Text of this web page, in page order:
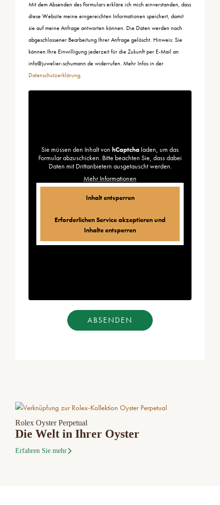
Mit dem Absenden des Formulars erkläre ich mich einverstanden, dass
diese Website meine eingereichten Informationen speichert, damit
sie auf meine Anfrage antworten können. Die Daten werden nach
abgeschlossener Bearbeitung Ihrer Anfrage gelöscht. Hinweis: Sie
können Ihre Einwilligung jederzeit für die Zukunft per E-Mail an
info@juwelier-schumann.de widerrufen. Mehr Infos in der
Datenschutzerklärung.
Sie müssen den Inhalt von hCaptcha laden, um das
Formular abzuschicken. Bitte beachten Sie, dass dabei
Daten mit Drittanbietern ausgetauscht werden.
Mehr Informationen
Inhalt entsperren
Erforderlichen Service akzeptieren und
Inhalte entsperren
ABSENDEN
Rolex Oyster Perpetual
Die Welt in Ihrer Oyster
Erfahren Sie mehr